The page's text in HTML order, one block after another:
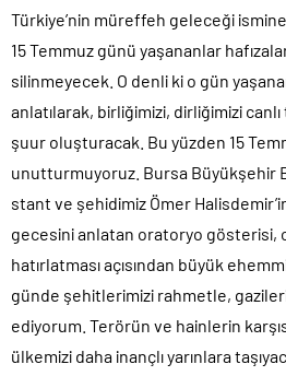
Türkiye’nin müreffeh geleceği
15 Temmuz günü yaşananlar
silinmeyecek. O denli ki o gün
anlatılarak, birliğimizi, dirliğimizi
şuur oluşturacak. Bu yüzden 15
unutturmuyoruz. Bursa Büyükşehir
stant ve şehidimiz Ömer
gecesini anlatan oratoryo gösterisi,
hatırlatması açısından büyük
günde şehitlerimizi rahmetle,
ediyorum. Terörün ve hainlerin
ülkemizi daha inançlı yarınlara